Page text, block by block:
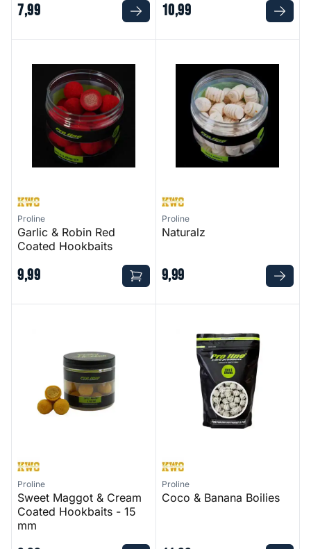
7,99 10,99
Proline
Garlic & Robin Red
Coated Hookbaits
9,99
Proline
Naturalz
9,99
Proline
Sweet Maggot & Cream
Coated Hookbaits - 15
mm
Proline
Coco & Banana Boilies